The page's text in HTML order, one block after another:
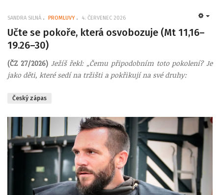
SANDRA SILNÁ PROMLUVY 4. ČERVENEC 2026
Učte se pokoře, která osvobozuje (Mt 11,16–
19.26–30)
(ČZ 27/2026) Ježíš řekl: „Čemu připodobním toto pokolení? Je
jako děti, které sedí na tržišti a pokřikují na své druhy:
Český zápas